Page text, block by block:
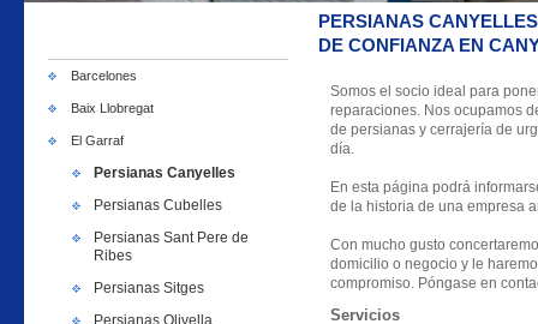
Barcelones
Baix Llobregat
El Garraf
Persianas Canyelles
Persianas Cubelles
Persianas Sant Pere de
Ribes
Persianas Sitges
Persianas Olivella
PERSIANAS
DE CONFIANZA EN
Somos el socio ideal para
reparaciones. Nos ocupamos
de persianas y cerrajería de
día.
En esta página podrá
de la historia de una empresa
Con mucho gusto
domicilio o negocio y le
compromiso. Póngase en
Servicios